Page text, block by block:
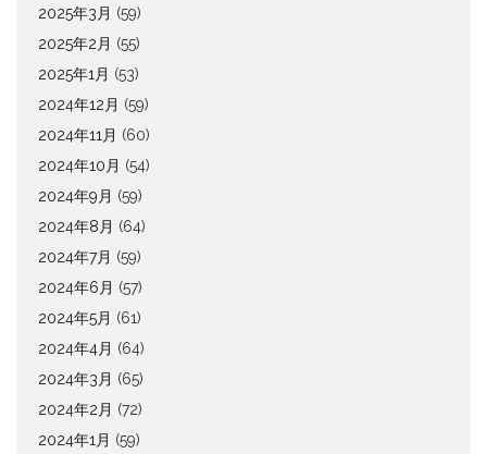
2025年3月 (59)
2025年2月 (55)
2025年1月 (53)
2024年12月 (59)
2024年11月 (60)
2024年10月 (54)
2024年9月 (59)
2024年8月 (64)
2024年7月 (59)
2024年6月 (57)
2024年5月 (61)
2024年4月 (64)
2024年3月 (65)
2024年2月 (72)
2024年1月 (59)